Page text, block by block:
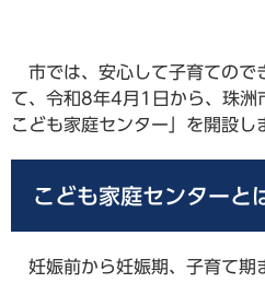
市では、安心して子育てので
て、令和8年4月1日から、珠洲
こども家庭センター」を開設し
こども家庭センターと
妊娠前から妊娠期、子育て期